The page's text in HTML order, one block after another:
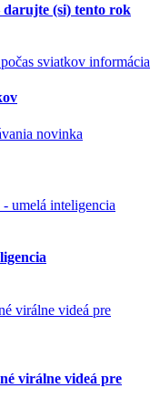
darujte (si) tento rok
informácia
novinka
virálne videá pre